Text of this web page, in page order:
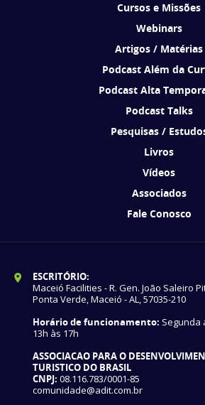
Cursos e Missões
Webinars
Artigos / Matérias
Podcast Além da
Podcast Alta
Podcast Talks
Pesquisas /
Livros
Vídeos
Associados
Fale Conosco
ESCRITÓRIO:
Maceió Facilities - R. Gen. João Saleiro
Ponta Verde, Maceió - AL, 57035-210
Horário de funcionamento: Segunda
13h às 17h
ASSOCIACAO PARA O
TURISTICO DO BRASIL
CNPJ: 08.116.783/0001-85
comunidade@adit.com.br